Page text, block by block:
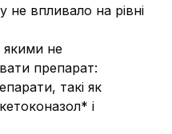
впливало на рівні
якими не
препарат:
такі як
і